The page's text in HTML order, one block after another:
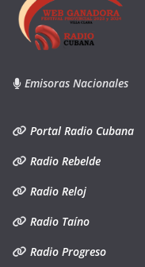
Emisoras Nacionales
Portal Radio Cubana
Radio Rebelde
Radio Reloj
Radio Taíno
Radio Progreso